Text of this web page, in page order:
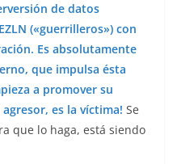
de datos
(«guerrilleros») con
Es absolutamente
que impulsa ésta
a promover su
es la víctima! Se
que lo haga, está siendo